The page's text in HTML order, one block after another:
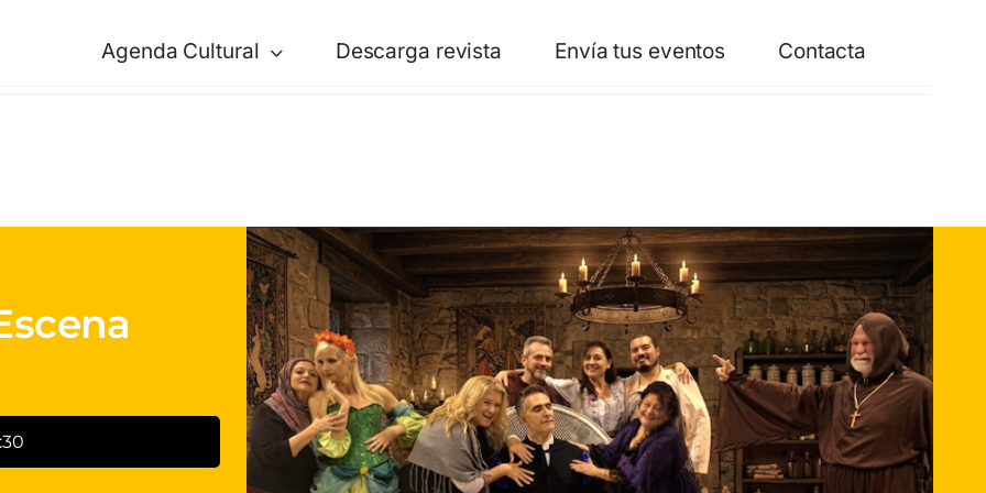
Agenda Cultural Descarga revista Envía tus eventos Contacta